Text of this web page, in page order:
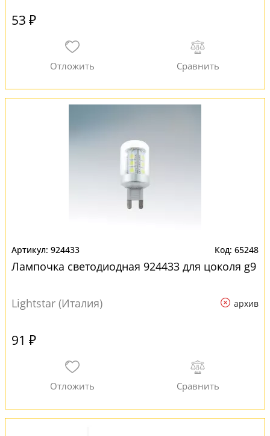
53 ₽
924433 65248
Лампочка светодиодная 924433 для цоколя g9
Lightstar (Италия) архив
91 ₽